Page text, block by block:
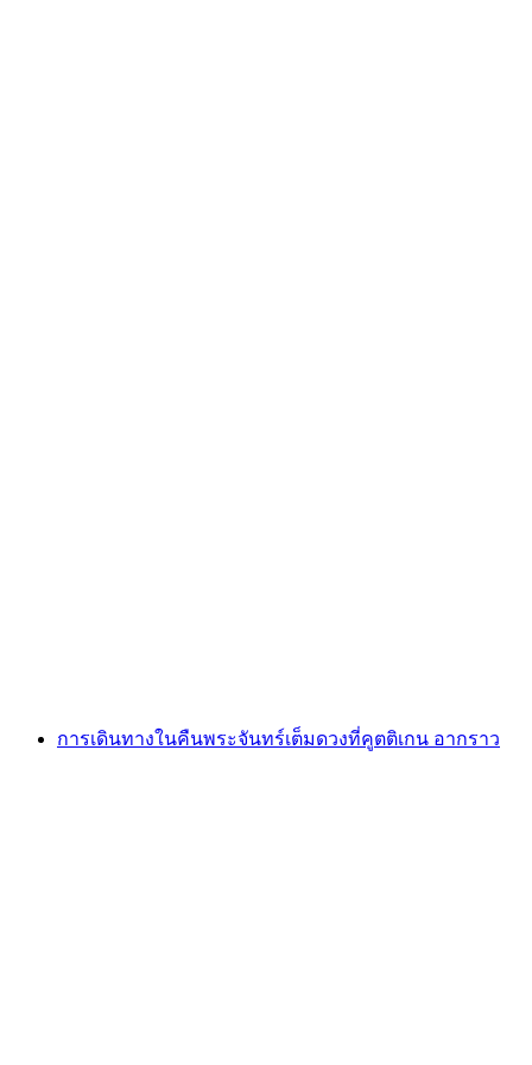
การเดินทางในคืนพระจันทร์เต็มดวงที่คูตติเกน อากราว